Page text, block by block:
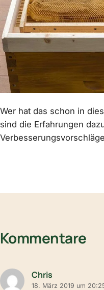
Wer hat das schon in
sind die Erfahrungen
Kommentare
Chris
18. März 2019 um